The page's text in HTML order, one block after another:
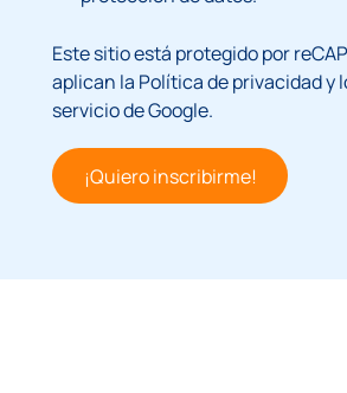
Este sitio está protegido por
aplican la Política de privacidady
serviciode Google.
¡Quiero inscribirme!